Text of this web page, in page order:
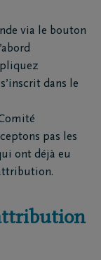
via le bouton
dans le
pas les
ont déjà eu